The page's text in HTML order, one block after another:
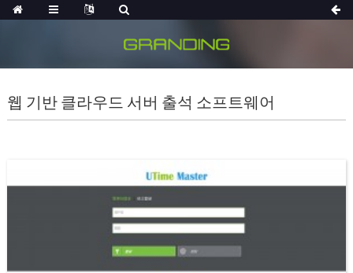
웹 기반 클라우드 서버 출석 소프트웨어